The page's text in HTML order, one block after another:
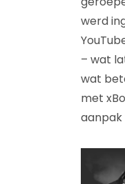
werd
– wat
wat
met
aanpak